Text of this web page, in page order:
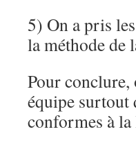
5) On a pris
la méthode de
Pour conclure,
équipe surtout
conformes à